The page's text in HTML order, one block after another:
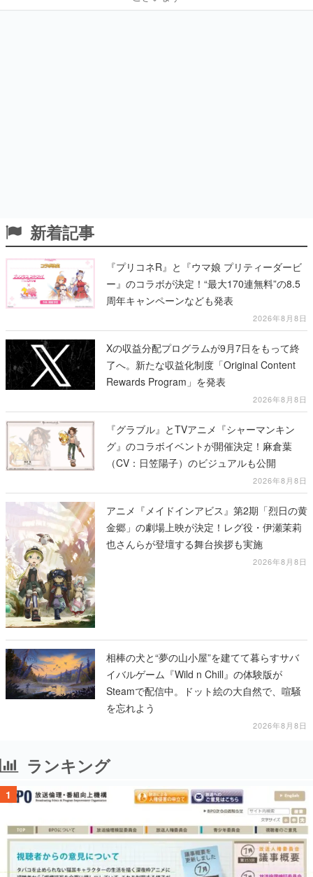
新着記事
『プリコネR』と『ウマ娘 プリティーダービ
ー』のコラボが決定！“最大170連無料”の8.5
周年キャンペーンなども発表
2026年8月8日
Xの収益分配プログラムが9月7日をもって終
了へ。新たな収益化制度「Original Content
Rewards Program」を発表
2026年8月8日
『グラブル』とTVアニメ『シャーマンキン
グ』のコラボイベントが開催決定！麻倉葉
（CV：日笠陽子）のビジュアルも公開
2026年8月8日
アニメ『メイドインアビス』第2期「烈日の黄
金郷」の劇場上映が決定！レグ役・伊瀬茉莉
也さんらが登壇する舞台挨拶も実施
2026年8月8日
相棒の犬と“夢の山小屋”を建てて暮らすサバ
イバルゲーム『Wild n Chill』の体験版が
Steamで配信中。ドット絵の大自然で、喧騒
を忘れよう
2026年8月8日
ランキング
1